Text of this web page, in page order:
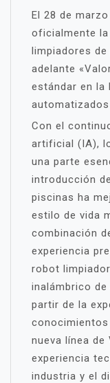
El 28 de marzo
oficialmente
limpiadores
adelante
estándar en la
Con el
artificial (IA),
una parte
introducción
piscinas ha
estilo de vida
combinación
experiencia
robot
inalámbrico de
partir de la
conocimientos
nueva línea
experiencia
industria y el